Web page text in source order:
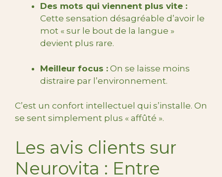
Des mots qui viennent plus vite :
Cette sensation désagréable d’avoir le
mot « sur le bout de la langue »
devient plus rare.
Meilleur focus : On se laisse moins
distraire par l’environnement.
C’est un confort intellectuel qui s’installe. On
se sent simplement plus « affûté ».
Les avis clients sur
Neurovita : Entre